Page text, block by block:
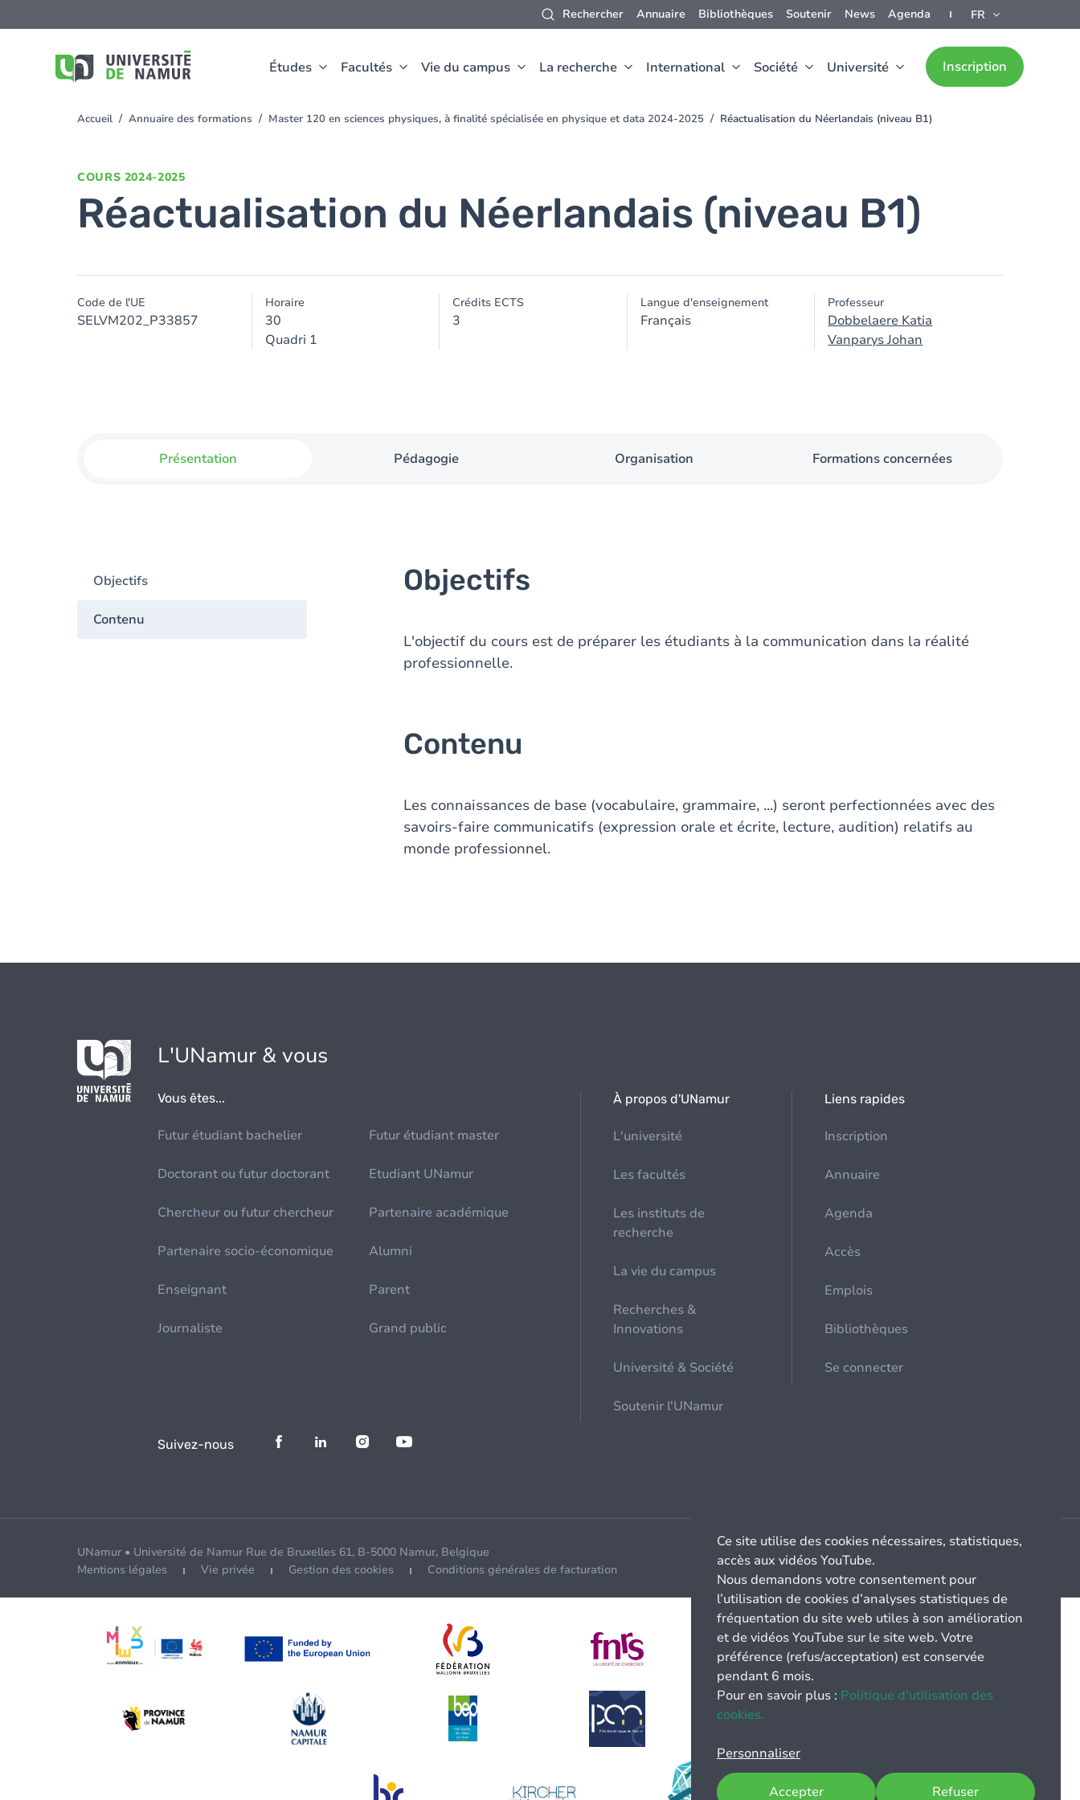
Rechercher Annuaire Bibliothèques Soutenir News Agenda FR
Études Facultés Vie du campus La recherche International Société Université Inscription
au
You
Accueil Annuaire des formations Master 120 en sciences physiques, à finalité spécialisée en physique et data 2024-2025 Réactualisation du Néerlandais (niveau B1)
COURS 2024-2025
Réactualisation du Néerlandais (niveau B1)
Code de l'UE
SELVM202_P33857
Horaire
30
Quadri 1
Crédits ECTS
3
Langue d'enseignement
Français
Professeur
Dobbelaere Katia
Vanparys Johan
Présentation Pédagogie Organisation Formations concernées
Objectifs
Contenu
Objectifs
L'objectif du cours est de préparer les étudiants à la communication dans la réalité
professionnelle.
Contenu
Les connaissances de base (vocabulaire, grammaire, ...) seront perfectionnées avec des
savoirs-faire communicatifs (expression orale et écrite, lecture, audition) relatifs au
monde professionnel.
L'UNamur & vous
Vous êtes...
Futur étudiant bachelier Futur étudiant master
Doctorant ou futur doctorant Etudiant UNamur
Chercheur ou futur chercheur Partenaire académique
Partenaire socio-économique Alumni
Enseignant Parent
Journaliste Grand public
À propos d'UNamur
L'université
Les facultés
Les instituts de
recherche
La vie du campus
Recherches &
Innovations
Université & Société
Soutenir l'UNamur
Liens rapides
Inscription
Annuaire
Agenda
Accès
Emplois
Bibliothèques
Se connecter
Suivez-nous
UNamur • Université de Namur Rue de Bruxelles 61, B-5000 Namur, Belgique
Mentions légales
Vie privée Gestion des cookies Conditions générales de facturation
Ce site utilise des cookies nécessaires, statistiques,
accès aux vidéos YouTube.
Nous demandons votre consentement pour
l’utilisation de cookies d’analyses statistiques de
fréquentation du site web utiles à son amélioration
et de vidéos YouTube sur le site web. Votre
préférence (refus/acceptation) est conservée
pendant 6 mois.
Pour en savoir plus : Politique d’utilisation des
cookies.
Personnaliser
Refuser
Accepter